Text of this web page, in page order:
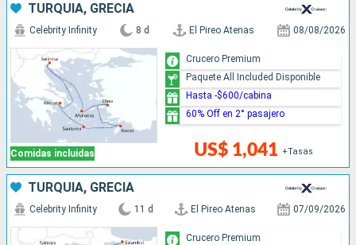
TURQUÍA, GRECIA
Comidas incluidas
Celebrity Infinity 8 d El Pireo Atenas 08/08/2026
US$ 1,041 +Tasas
Crucero Premium
Paquete All Included Disponible
Hasta -$600/cabina
60% Off en 2° pasajero
TURQUÍA, GRECIA
Celebrity Infinity 11 d El Pireo Atenas 07/09/2026
Crucero Premium